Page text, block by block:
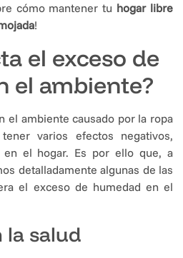
cómo mantener tu hogar libre
!
el exceso de
el ambiente?
el ambiente causado por la ropa
varios efectos negativos,
el hogar. Es por ello que, a
detalladamente algunas de las
el exceso de humedad en el
la salud